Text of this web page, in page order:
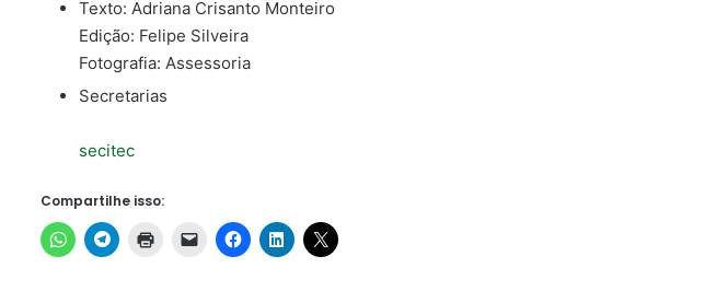
Texto: Adriana Crisanto Monteiro
Edição: Felipe Silveira
Fotografia: Assessoria
Secretarias
secitec
Compartilhe isso: